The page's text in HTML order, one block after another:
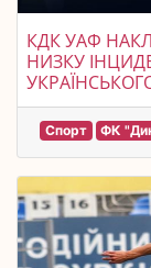
КДК УАФ
НИЗКУ
Спорт ФК